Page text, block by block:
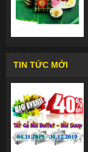
TIN TỨC MỚI